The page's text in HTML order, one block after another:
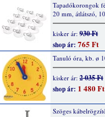
Tapadókorongok
20 mm, átlátszó,
kisker ár: 930 Ft
shop ár: 765 Ft
Tanuló óra, kb. ø
kisker ár: 2 035 Ft
shop ár: 1 480 Ft
Szöges